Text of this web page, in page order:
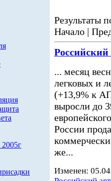
Результаты
Начало |
... месяц
легковых и
(+13,9% к
выросли до
России
же...
Изменен: